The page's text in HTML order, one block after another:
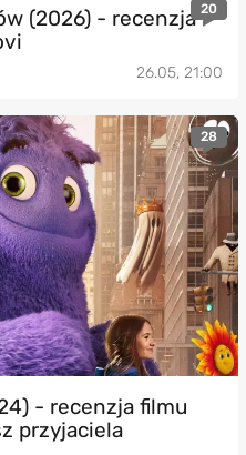
20
(2026) - recenzja
26.05, 21:00
28
- recenzja filmu
przyjaciela